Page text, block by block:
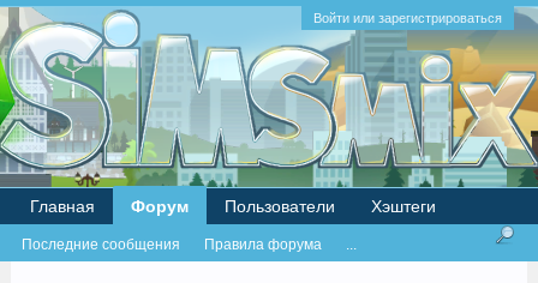
Войти или зарегистрироваться
Главная Форум
Последние сообщения Правила форума ...
Пользователи Хэштеги